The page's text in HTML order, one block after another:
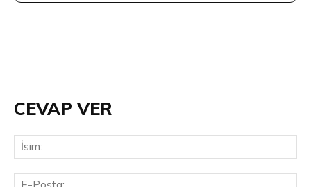
CEVAP VER